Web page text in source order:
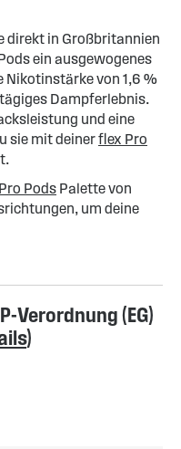
direkt in Großbritannien
ein ausgewogenes
Nikotinstärke von 1,6 %
Dampferlebnis.
und eine
sie mit deinerflex Pro
Pods Palette von
um deine
Verordnung (EG)
)